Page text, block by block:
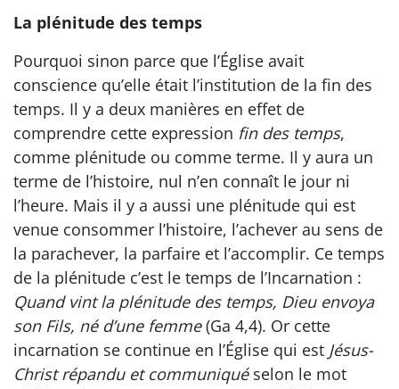
La plénitude des temps
Pourquoi sinon parce que l’Église avait
conscience qu’elle était l’institution de la fin des
temps. Il y a deux manières en effet de
comprendre cette expression fin des temps,
comme plénitude ou comme terme. Il y aura un
terme de l’histoire, nul n’en connaît le jour ni
l’heure. Mais il y a aussi une plénitude qui est
venue consommer l’histoire, l’achever au sens de
la parachever, la parfaire et l’accomplir. Ce temps
de la plénitude c’est le temps de l’Incarnation :
Quand vint la plénitude des temps, Dieu envoya
son Fils, né d’une femme(Ga 4,4). Or cette
incarnation se continue en l’Église qui est Jésus-
Christ répandu et communiqué selon le mot